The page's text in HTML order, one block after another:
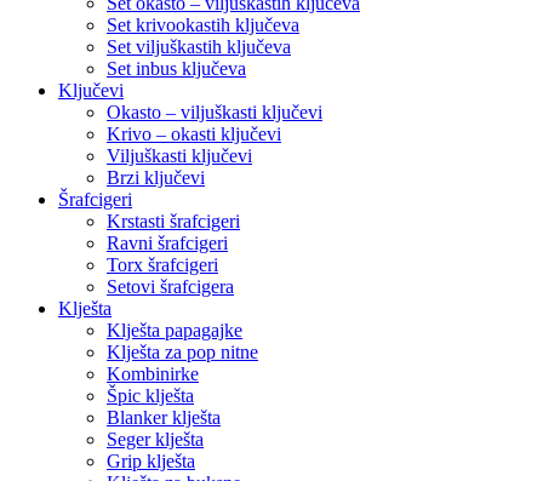
Set krivookastih ključeva
Set viljuškastih ključeva
Set inbus ključeva
Ključevi
Okasto – viljuškasti ključevi
Krivo – okasti ključevi
Viljuškasti ključevi
Brzi ključevi
Šrafcigeri
Krstasti šrafcigeri
Ravni šrafcigeri
Torx šrafcigeri
Setovi šrafcigera
Klješta
Klješta papagajke
Klješta za pop nitne
Kombinirke
Špic klješta
Blanker klješta
Seger klješta
Grip klješta